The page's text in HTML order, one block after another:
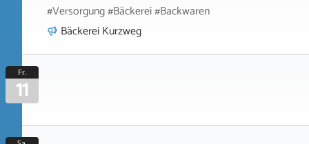
#Versorgung #Bäckerei #Backwaren
Bäckerei Kurzweg
Fr.
11